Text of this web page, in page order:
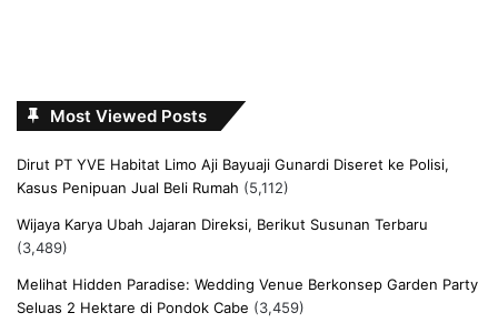
Most Viewed Posts
Dirut PT YVE Habitat Limo Aji Bayuaji Gunardi Diseret ke Polisi,
Kasus Penipuan Jual Beli Rumah (5,112)
Wijaya Karya Ubah Jajaran Direksi, Berikut Susunan Terbaru
(3,489)
Melihat Hidden Paradise: Wedding Venue Berkonsep Garden Party
Seluas 2 Hektare di Pondok Cabe (3,459)